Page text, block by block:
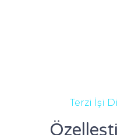
Terzi İşi